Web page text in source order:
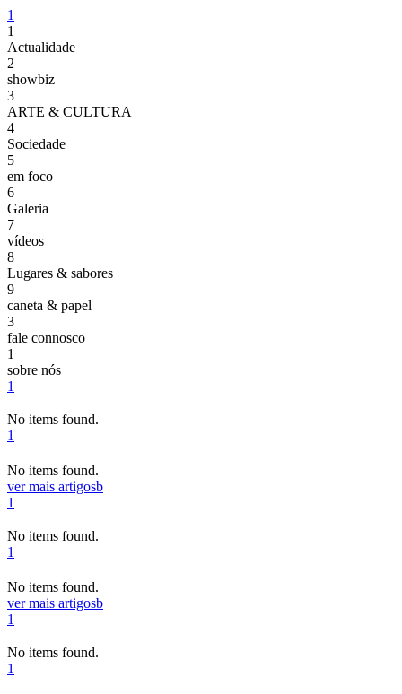
1
1
Actualidade
2
showbiz
3
ARTE & CULTURA
4
Sociedade
5
em foco
6
Galeria
7
vídeos
8
Lugares & sabores
9
caneta & papel
3
fale connosco
1
sobre nós
1
No items found.
1
No items found.
ver mais artigosb
1
No items found.
1
No items found.
ver mais artigosb
1
No items found.
1